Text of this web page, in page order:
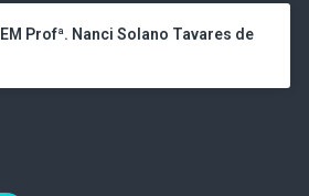
Profª. Nanci Solano Tavares de